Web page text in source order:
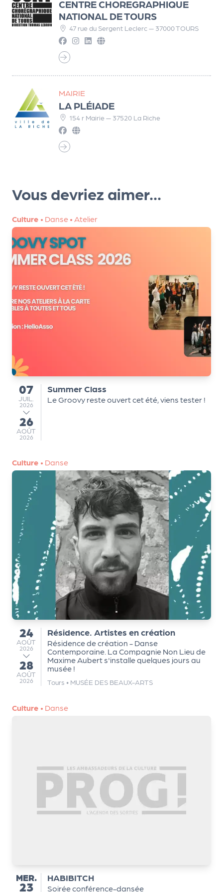
CENTRE CHOREGRAPHIQUE
NATIONAL DE TOURS
47 rue du Sergent Leclerc — 37000 TOURS
MAIRIE
LA PLÉIADE
154 r Mairie — 37520 La Riche
Vous devriez aimer...
Culture • Danse • Atelier
du
07
JUILLET
JUIL.
2026
au
26
AOÛT
AOÛT
2026
Summer Class
Le Groovy reste ouvert cet été, viens tester !
Culture • Danse
du
24
AOÛT
AOÛT
2026
au
28
AOÛT
AOÛT
2026
Résidence. Artistes en création
Résidence de création - Danse
Contemporaine. La Compagnie Non Lieu de
Maxime Aubert s'installe quelques jours au
musée !
Tours • MUSÉE DES BEAUX-ARTS
Culture • Danse
MERCREDI
MER.
23
HABIBITCH
Soirée conférence-dansée
m
e
u
a
ir
o
r
g
a
n
is
a
e
u
r
s
u
b
d
r
t
Q
s
w
sl